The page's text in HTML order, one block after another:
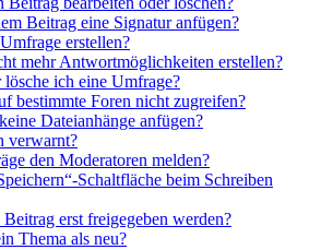
Beitrag eine Signatur anfügen?
erstellen?
mehr Antwortmöglichkeiten erstellen?
lösche ich eine Umfrage?
bestimmte Foren nicht zugreifen?
Dateianhänge anfügen?
verwarnt?
den Moderatoren melden?
Schaltfläche beim Schreiben
erst freigegeben werden?
Thema als neu?